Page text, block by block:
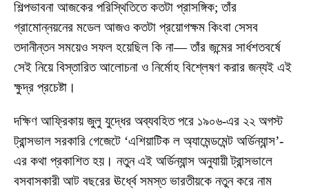
শিল্পভাবনা আজকের পরিস্থিতিতে কতটা প্রাসঙ্গিক; তাঁর
গ্রামোন্নয়নের মডেল আজও কতটা প্রয়োগক্ষম কিংবা সেসব
তদানীন্তন সময়েও সফল হয়েছিল কি না— তাঁর জন্মের সার্ধশতবর্ষে
সেই নিয়ে বিস্তারিত আলোচনা ও নির্মোহ বিশ্লেষণ করার জন্যই এই
ক্ষুদ্র প্রচেষ্টা।
দক্ষিণ আফ্রিকায় জুলু যুদ্ধের অব্যবহিত পরে ১৯০৬-এর ২২ অগস্ট
ট্রান্সভাল সরকারি গেজেটে ‘এশিয়াটিক ল অ্যামেন্ডমেন্ট অর্ডিন্যান্স’-
এর কথা প্রকাশিত হয়। নতুন এই অর্ডিন্যান্স অনুযায়ী ট্রান্সভালে
বসবাসকারী আট বছরের ঊর্ধ্বে সমস্ত ভারতীয়কে নতুন করে নাম